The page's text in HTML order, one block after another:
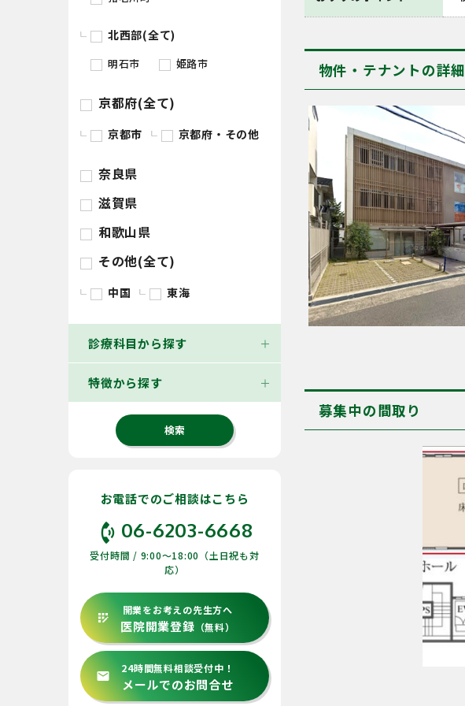
北西部(全て)
明石市 姫路市
京都府(全て)
京都市 京都府・その他
奈良県
滋賀県
和歌山県
その他(全て)
中国 東海
診療科目から探す
特徴から探す
お電話でのご相談はこちら
phone_in_talk06-6203-6668
受付時間 / 9:00〜18:00（土日祝も対
応）
app_registration
開業をお考えの先生方へ
医院開業登録 （無料）
email
24時間無料相談受付中！
メールでのお問合せ
物件・テナントの詳細
募集中の間取り